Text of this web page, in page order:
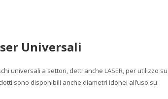
Universali
universali a settori, detti anche LASER, per utilizzo su
sono disponibili anche diametri idonei all’uso su